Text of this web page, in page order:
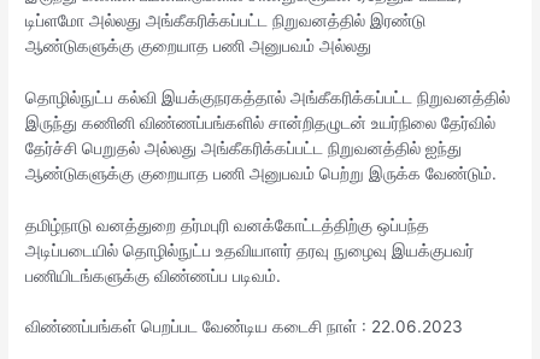
டிப்ளமோ அல்லது அங்கீகரிக்கப்பட்ட நிறுவனத்தில் இரண்டு
ஆண்டுகளுக்கு குறையாத பணி அனுபவம் அல்லது
தொழில்நுட்ப கல்வி இயக்குநரகத்தால் அங்கீகரிக்கப்பட்ட நிறுவனத்தில்
இருந்து கணினி விண்ணப்பங்களில் சான்றிதழுடன் உயர்நிலை தேர்வில்
தேர்ச்சி பெறுதல் அல்லது அங்கீகரிக்கப்பட்ட நிறுவனத்தில் ஐந்து
ஆண்டுகளுக்கு குறையாத பணி அனுபவம் பெற்று இருக்க வேண்டும்.
தமிழ்நாடு வனத்துறை தர்மபுரி வனக்கோட்டத்திற்கு ஒப்பந்த
அடிப்படையில் தொழில்நுட்ப உதவியாளர் தரவு நுழைவு இயக்குபவர்
பணியிடங்களுக்கு விண்ணப்ப படிவம்.
விண்ணப்பங்கள் பெறப்பட வேண்டிய கடைசி நாள் : 22.06.2023